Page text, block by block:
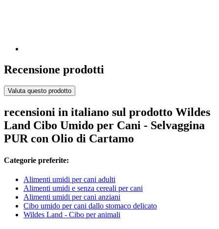
Recensione prodotti
Valuta questo prodotto
recensioni in italiano sul prodotto Wildes
Land Cibo Umido per Cani - Selvaggina
PUR con Olio di Cartamo
Categorie preferite:
Alimenti umidi per cani adulti
Alimenti umidi e senza cereali per cani
Alimenti umidi per cani anziani
Cibo umido per cani dallo stomaco delicato
Wildes Land - Cibo per animali